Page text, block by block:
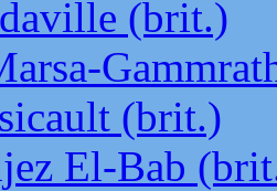
(brit.)
(brit.)
El-Bab